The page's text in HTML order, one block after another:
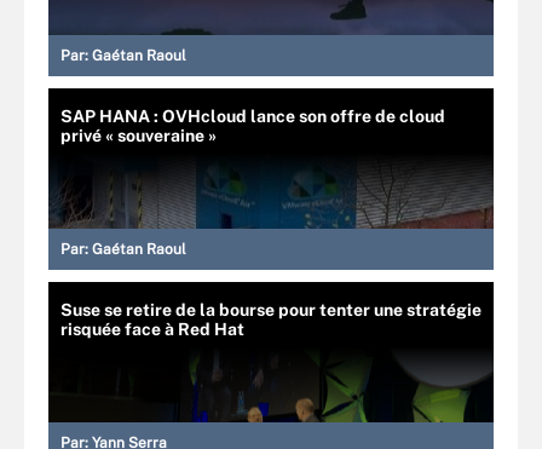
Par: Gaétan Raoul
SAP HANA : OVHcloud lance son offre de cloud
privé « souveraine »
Par: Gaétan Raoul
Suse se retire de la bourse pour tenter une stratégie
risquée face à Red Hat
Par: Yann Serra